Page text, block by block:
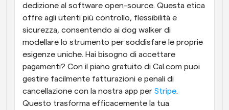
dedizione al software open-source. Questa etica
offre agli utenti più controllo, flessibilità e
sicurezza, consentendo ai dog walker di
modellare lo strumento per soddisfare le proprie
esigenze uniche. Hai bisogno di accettare
pagamenti? Con il piano gratuito di Cal.com puoi
gestire facilmente fatturazioni e penali di
cancellazione con la nostra app per Stripe.
Questo trasforma efficacemente la tua